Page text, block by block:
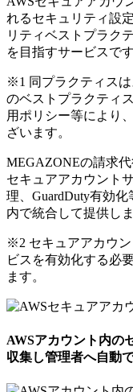
れるセキュリティ設
リティベストプラク
を目指すサービスです
※1 同プラクティス
のベストプラクティ
用ポリシー等により
ざいます。
MEGAZONEの請求
セキュアアカウント
理、GuardDuty有効化
内で統合して提供しま
※2 セキュアアカウ
ビスを有効化する必
ます。
AWSアカウント内の
収集し管理者へ自動